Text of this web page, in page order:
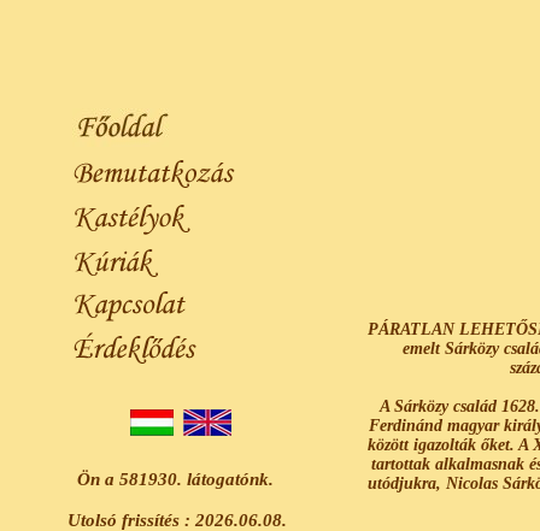
Ön a 581930. látogatónk.
Utolsó frissítés : 2026.06.08.
PÁRATLAN
emelt Sárközy
A Sárközy család
Ferdinánd magyar
között igazolták őket. A
tartottak alkalmasnak
utódjukra, Nicolas